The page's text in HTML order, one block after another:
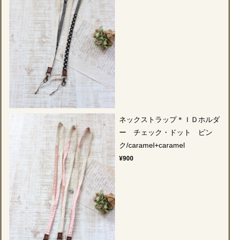
ネックストラップ＊ＩＤホルダ
ー チェック・ドット ピン
ク/caramel+caramel
¥900